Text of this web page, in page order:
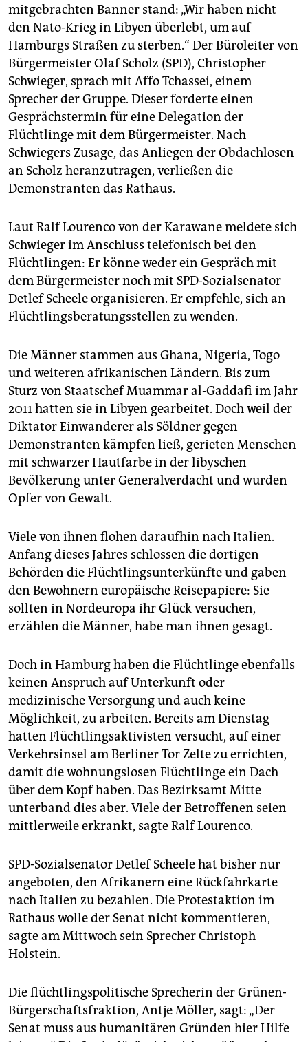
mitgebrachten Banner stand: „Wir haben nicht
den Nato-Krieg in Libyen überlebt, um auf
Hamburgs Straßen zu sterben.“ Der Büroleiter von
Bürgermeister Olaf Scholz (SPD), Christopher
Schwieger, sprach mit Affo Tchassei, einem
Sprecher der Gruppe. Dieser forderte einen
Gesprächstermin für eine Delegation der
Flüchtlinge mit dem Bürgermeister. Nach
Schwiegers Zusage, das Anliegen der Obdachlosen
an Scholz heranzutragen, verließen die
Demonstranten das Rathaus.
Laut Ralf Lourenco von der Karawane meldete sich
Schwieger im Anschluss telefonisch bei den
Flüchtlingen: Er könne weder ein Gespräch mit
dem Bürgermeister noch mit SPD-Sozialsenator
Detlef Scheele organisieren. Er empfehle, sich an
Flüchtlingsberatungsstellen zu wenden.
Die Männer stammen aus Ghana, Nigeria, Togo
und weiteren afrikanischen Ländern. Bis zum
Sturz von Staatschef Muammar al-Gaddafi im Jahr
2011 hatten sie in Libyen gearbeitet. Doch weil der
Diktator Einwanderer als Söldner gegen
Demonstranten kämpfen ließ, gerieten Menschen
mit schwarzer Hautfarbe in der libyschen
Bevölkerung unter Generalverdacht und wurden
Opfer von Gewalt.
Viele von ihnen flohen daraufhin nach Italien.
Anfang dieses Jahres schlossen die dortigen
Behörden die Flüchtlingsunterkünfte und gaben
den Bewohnern europäische Reisepapiere: Sie
sollten in Nordeuropa ihr Glück versuchen,
erzählen die Männer, habe man ihnen gesagt.
Doch in Hamburg haben die Flüchtlinge ebenfalls
keinen Anspruch auf Unterkunft oder
medizinische Versorgung und auch keine
Möglichkeit, zu arbeiten. Bereits am Dienstag
hatten Flüchtlingsaktivisten versucht, auf einer
Verkehrsinsel am Berliner Tor Zelte zu errichten,
damit die wohnungslosen Flüchtlinge ein Dach
über dem Kopf haben. Das Bezirksamt Mitte
unterband dies aber. Viele der Betroffenen seien
mittlerweile erkrankt, sagte Ralf Lourenco.
SPD-Sozialsenator Detlef Scheele hat bisher nur
angeboten, den Afrikanern eine Rückfahrkarte
nach Italien zu bezahlen. Die Protestaktion im
Rathaus wolle der Senat nicht kommentieren,
sagte am Mittwoch sein Sprecher Christoph
Holstein.
Die flüchtlingspolitische Sprecherin der Grünen-
Bürgerschaftsfraktion, Antje Möller, sagt: „Der
Senat muss aus humanitären Gründen hier Hilfe